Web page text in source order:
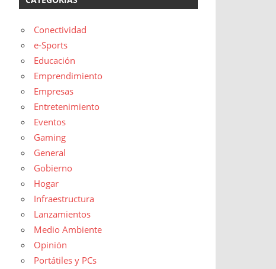
Conectividad
e-Sports
Educación
Emprendimiento
Empresas
Entretenimiento
Eventos
Gaming
General
Gobierno
Hogar
Infraestructura
Lanzamientos
Medio Ambiente
Opinión
Portátiles y PCs